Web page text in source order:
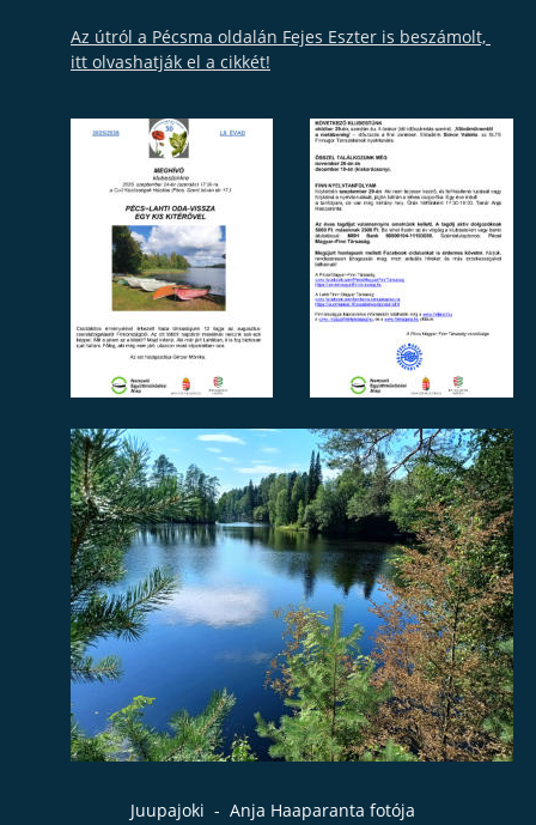
Az útról a Pécsma oldalán Fejes Eszter is beszámolt,
itt olvashatják el a cikkét!
Juupajoki  -  Anja Haaparanta fotója